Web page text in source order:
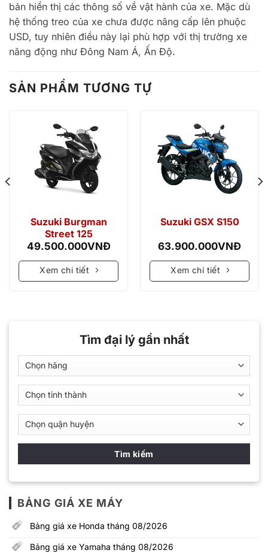
bản hiển thị các thông số về vật hành của xe. Mặc dù
hệ thống treo của xe chưa được nâng cấp lên phuộc
USD, tuy nhiên điều này lại phù hợp với thị trường xe
năng động như Đông Nam Á, Ấn Độ.
SẢN PHẨM TƯƠNG TỰ
Suzuki Burgman
Street 125
49.500.000VNĐ
Xem chi tiết
Suzuki GSX S150
63.900.000VNĐ
Xem chi tiết
Tìm đại lý gần nhất
BẢNG GIÁ XE MÁY
Bảng giá xe Honda tháng 08/2026
Bảng giá xe Yamaha tháng 08/2026